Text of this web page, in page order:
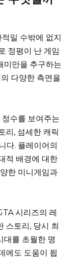
일 수밖에 없지
정평이 난 게임
미만을 추구하는
다양한 측면을
정수를 보여주는
리, 섬세한 캐릭
다. 플레이어의
적 배경에 대한
한 미니게임과
시리즈의 레
스토리, 당시 최
대를 초월한 명
에도 도움이 됩